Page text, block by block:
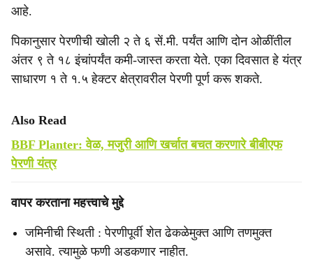
आहे.
पिकानुसार पेरणीची खोली २ ते ६ सें.मी. पर्यंत आणि दोन ओळींतील
अंतर ९ ते १८ इंचांपर्यंत कमी-जास्त करता येते. एका दिवसात हे यंत्र
साधारण १ ते १.५ हेक्टर क्षेत्रावरील पेरणी पूर्ण करू शकते.
Also Read
BBF Planter: वेळ, मजुरी आणि खर्चात बचत करणारे बीबीएफ
पेरणी यंत्र
वापर करताना महत्त्वाचे मुद्दे
जमिनीची स्थिती : पेरणीपूर्वी शेत ढेकळेमुक्त आणि तणमुक्त
असावे. त्यामुळे फणी अडकणार नाहीत.